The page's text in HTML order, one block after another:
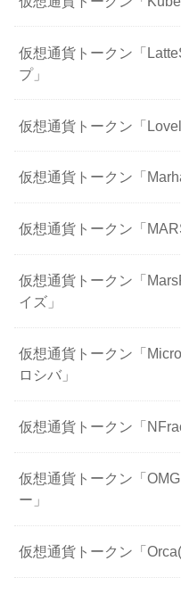
仮想通貨トークン「
プ」
仮想通貨トークン「
仮想通貨トークン「
仮想通貨トークン「
仮想通貨トークン「
イズ」
仮想通貨トークン「
ロシバ」
仮想通貨トークン「
仮想通貨トークン「
ー」
仮想通貨トークン「